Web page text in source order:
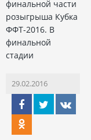
финальной части
розыгрыша Кубка
ФФТ-2016. В
финальной
стадии
29.02.2016